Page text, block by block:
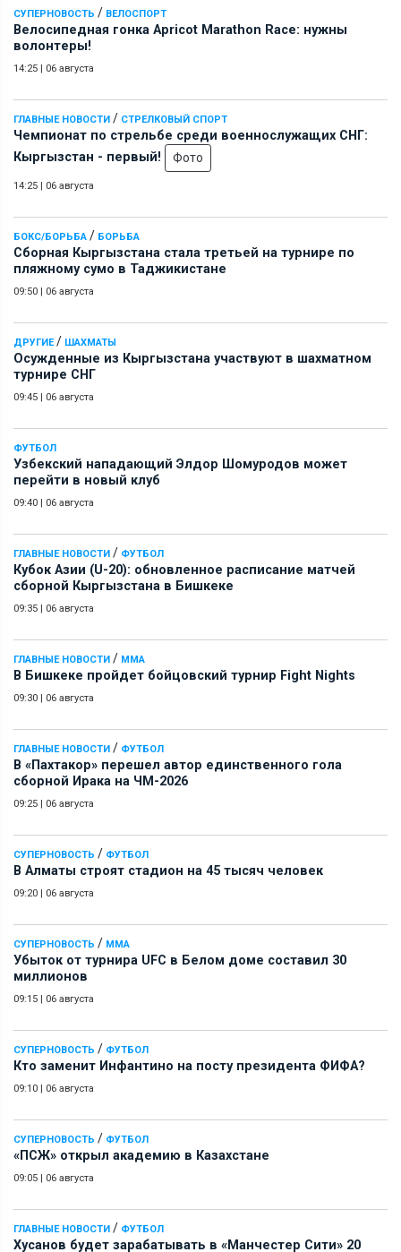
СУПЕРНОВОСТЬ / ВЕЛОСПОРТ
Велосипедная гонка Apricot Marathon Race: нужны
волонтеры!
14:25 | 06 августа
ГЛАВНЫЕ НОВОСТИ / СТРЕЛКОВЫЙ СПОРТ
Чемпионат по стрельбе среди военнослужащих СНГ:
Кыргызстан - первый!
Фото
14:25 | 06 августа
БОКС/БОРЬБА / БОРЬБА
Сборная Кыргызстана стала третьей на турнире по
пляжному сумо в Таджикистане
09:50 | 06 августа
ДРУГИЕ/ ШАХМАТЫ
Осужденные из Кыргызстана участвуют в шахматном
турнире СНГ
09:45 | 06 августа
ФУТБОЛ
Узбекский нападающий Элдор Шомуродов может
перейти в новый клуб
09:40 | 06 августа
ГЛАВНЫЕ НОВОСТИ / ФУТБОЛ
Кубок Азии (U-20): обновленное расписание матчей
сборной Кыргызстана в Бишкеке
09:35 | 06 августа
ГЛАВНЫЕ НОВОСТИ / ММА
В Бишкеке пройдет бойцовский турнир Fight Nights
09:30 | 06 августа
ГЛАВНЫЕ НОВОСТИ / ФУТБОЛ
В «Пахтакор» перешел автор единственного гола
сборной Ирака на ЧМ-2026
09:25 | 06 августа
СУПЕРНОВОСТЬ / ФУТБОЛ
В Алматы строят стадион на 45 тысяч человек
09:20 | 06 августа
СУПЕРНОВОСТЬ / ММА
Убыток от турнира UFC в Белом доме составил 30
миллионов
09:15 | 06 августа
СУПЕРНОВОСТЬ / ФУТБОЛ
Кто заменит Инфантино на посту президента ФИФА?
09:10 | 06 августа
СУПЕРНОВОСТЬ / ФУТБОЛ
«ПСЖ» открыл академию в Казахстане
09:05 | 06 августа
ГЛАВНЫЕ НОВОСТИ / ФУТБОЛ
Хусанов будет зарабатывать в «Манчестер Сити» 20